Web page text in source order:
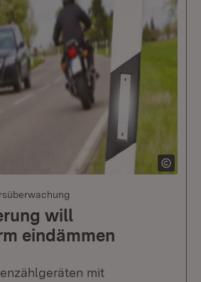
will
eindämmen
mit